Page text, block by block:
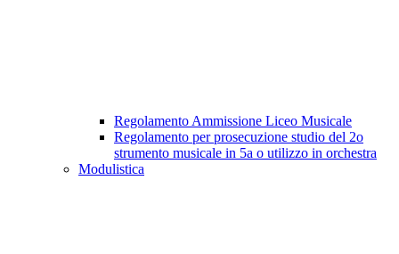
Regolamento Ammissione Liceo Musicale
Regolamento per prosecuzione studio del 2o
strumento musicale in 5a o utilizzo in orchestra
Modulistica